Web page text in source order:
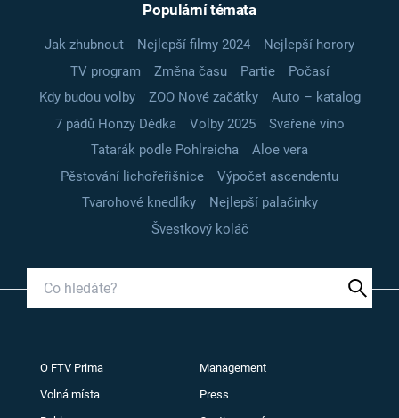
Populární témata
Jak zhubnout Nejlepší filmy 2024
Nejlepší horory
TV program
Změna času Partie
Počasí
Kdy budou volby
ZOO Nové začátky
Auto – katalog
7 pádů Honzy Dědka
Volby 2025
Svařené víno
Tatarák podle Pohlreicha
Aloe vera
Pěstování lichořeřišnice
Výpočet ascendentu
Tvarohové knedlíky
Nejlepší palačinky
Švestkový koláč
O FTV Prima Management
Volná místa Press